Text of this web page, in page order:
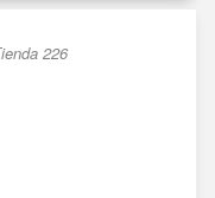
226